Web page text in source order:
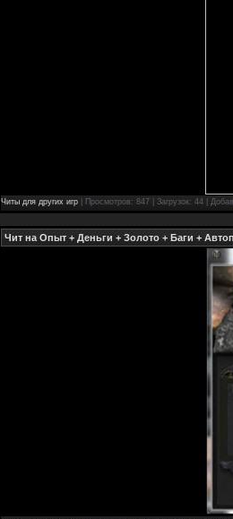
Читы для других игр | Просмотров: 847 | Загрузок: 44 |
Чит на Опыт + Деньги + Золото + Баги +